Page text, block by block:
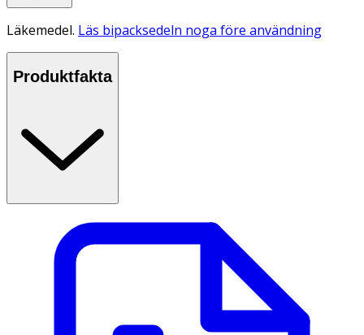
Läkemedel. Läs bipacksedeln noga före användning
Produktfakta